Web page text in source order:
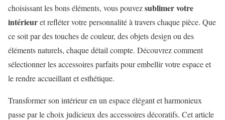
choisissant les bons éléments, vous pouvezsublimer votre
intérieuret refléter votre personnalité à travers chaque pièce. Que
ce soit par des touches de couleur, des objets design ou des
éléments naturels, chaque détail compte. Découvrez comment
sélectionner les accessoires parfaits pour embellir votre espace et
le rendre accueillant et esthétique.
Transformer son intérieur en un espace élégant et harmonieux
passe par le choix judicieux des accessoires décoratifs. Cet article